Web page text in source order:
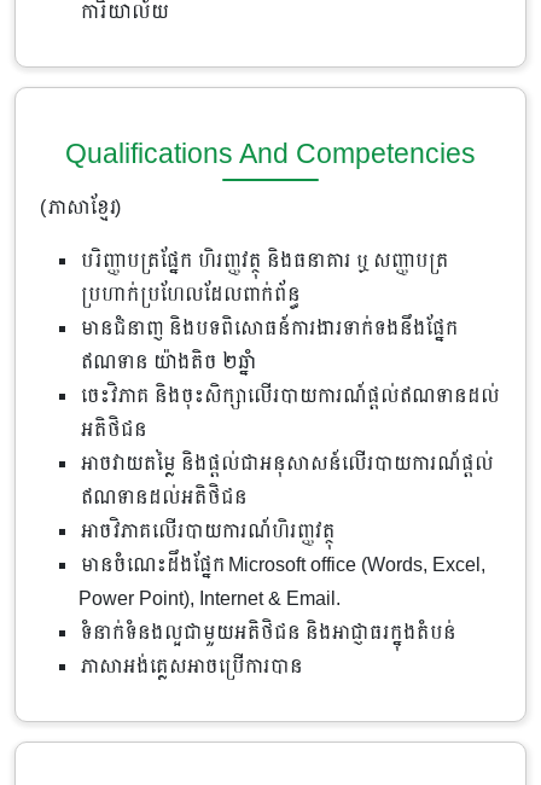
ការិយាល័យ
Qualifications And Competencies
(ភាសាខ្មែរ)
បរិញ្ញាបត្រផ្នែក ហិរញ្ញវត្ថុ និងធនាគារ ឬ សញ្ញាបត្រ
ប្រហាក់ប្រហែលដែលពាក់ព័ន្ធ
មានជំនាញ និងបទពិសោធន៍ការងារទាក់ទងនឹងផ្នែក
ឥណទាន យ៉ាងតិច ២​ឆ្នាំ
ចេះវិភាគ និងចុះសិក្សាលើរបាយការណ៍ផ្តល់ឥណទានដល់
អតិថិជន
អាចវាយតម្លៃ និងផ្តល់ជាអនុសាសន៍លើរបាយការណ៍ផ្តល់
ឥណទានដល់អតិថិជន
អាចវិភាគលើរបាយការណ៍ហិរញ្ញវត្ថុ
មានចំណេះដឹងផ្នែក Microsoft office (Words, Excel,
Power Point), Internet & Email.
ទំនាក់ទំនងល្អជាមួយអតិថិជន និង​អាជ្ញាធរក្នុងតំបន់
ភាសា​អង់គ្លេស​អាច​ប្រើការ​បាន